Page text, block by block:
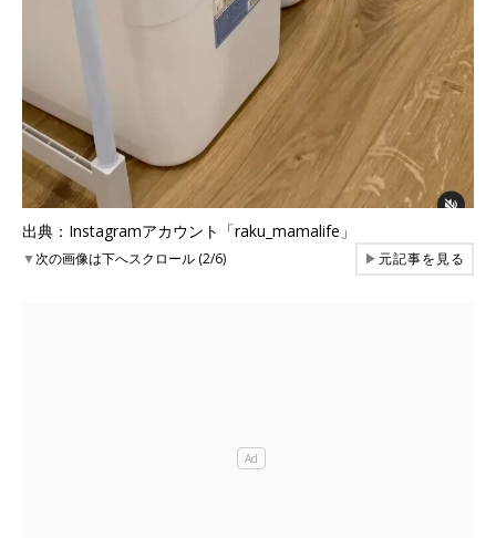
出典：Instagramアカウント「raku_mamalife」
▼次の画像は下へスクロール (2/6) ▶元記事を見る